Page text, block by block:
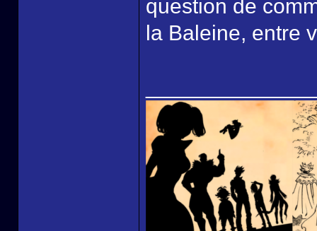
question de
la Baleine, entre